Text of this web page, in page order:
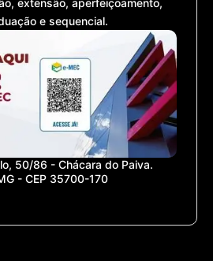
e sequencial.
50/86 - Chácara do Paiva.
- CEP 35700-170